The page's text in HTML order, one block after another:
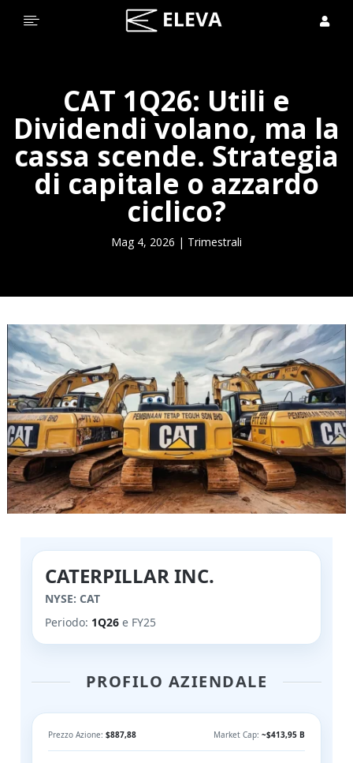
 
CAT 1Q26: Utili e
Dividendi volano, ma la
cassa scende. Strategia
di capitale o azzardo
ciclico?
Mag 4, 2026 | Trimestrali
CATERPILLAR INC.
NYSE: CAT
Periodo: 1Q26 e FY25
PROFILO AZIENDALE
Prezzo Azione:$887,88 Market Cap: ~$413,95 B